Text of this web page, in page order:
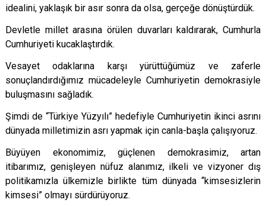
idealini, yaklaşık bir asır sonra da olsa, gerçeğe dönüştürdük.
Devletle millet arasına örülen duvarları kaldırarak, Cumhurla
Cumhuriyeti kucaklaştırdık.
Vesayet odaklarına karşı yürüttüğümüz ve zaferle
sonuçlandırdığımız mücadeleyle Cumhuriyetin demokrasiyle
buluşmasını sağladık.
Şimdi de “Türkiye Yüzyılı” hedefiyle Cumhuriyetin ikinci asrını
dünyada milletimizin asrı yapmak için canla-başla çalışıyoruz.
Büyüyen ekonomimiz, güçlenen demokrasimiz, artan
itibarımız, genişleyen nüfuz alanımız, ilkeli ve vizyoner dış
politikamızla ülkemizle birlikte tüm dünyada “kimsesizlerin
kimsesi” olmayı sürdürüyoruz.